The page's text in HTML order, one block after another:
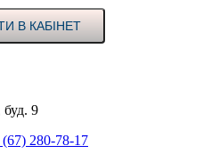
В КАБІНЕТ
9
280-78-17